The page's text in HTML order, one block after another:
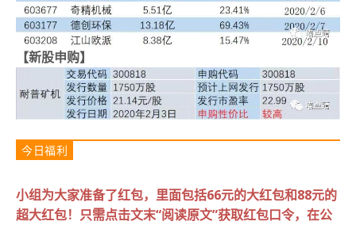
【新股申购】
今日福利
小组为大家准备了红包，里面包括66元的大红包和88元的
超大红包！ 只需点击文末“阅读原文”获取红包口令，在公